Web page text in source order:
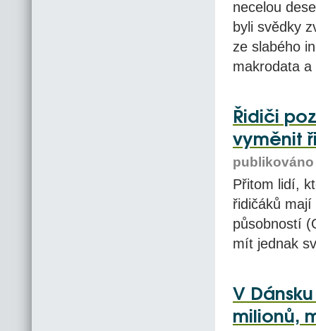
necelou
byli svědky
ze slabého
makrodata
Řidiči
vyměnit
publikováno
Přitom lidí,
řidičáků
působností
mít jednak
V
milionů,